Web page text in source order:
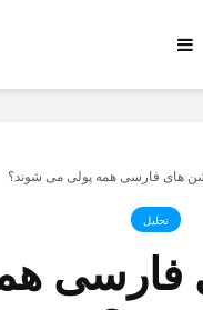
های فارسی همه پولی می شوند؟
تحلیل
فارسی